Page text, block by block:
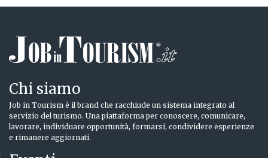
Chi siamo
Job in Tourism è il brand che racchiude un sistema integrato al
servizio del turismo. Una piattaforma per conoscere, comunicare,
lavorare, individuare opportunità, formarsi, condividere esperienze
e rimanere aggiornati.